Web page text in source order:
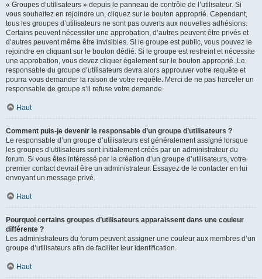
« Groupes d’utilisateurs » depuis le panneau de contrôle de l’utilisateur. Si
vous souhaitez en rejoindre un, cliquez sur le bouton approprié. Cependant,
tous les groupes d’utilisateurs ne sont pas ouverts aux nouvelles adhésions.
Certains peuvent nécessiter une approbation, d’autres peuvent être privés et
d’autres peuvent même être invisibles. Si le groupe est public, vous pouvez le
rejoindre en cliquant sur le bouton dédié. Si le groupe est restreint et nécessite
une approbation, vous devez cliquer également sur le bouton approprié. Le
responsable du groupe d’utilisateurs devra alors approuver votre requête et
pourra vous demander la raison de votre requête. Merci de ne pas harceler un
responsable de groupe s’il refuse votre demande.
Haut
Comment puis-je devenir le responsable d’un groupe d’utilisateurs ?
Le responsable d’un groupe d’utilisateurs est généralement assigné lorsque
les groupes d’utilisateurs sont initialement créés par un administrateur du
forum. Si vous êtes intéressé par la création d’un groupe d’utilisateurs, votre
premier contact devrait être un administrateur. Essayez de le contacter en lui
envoyant un message privé.
Haut
Pourquoi certains groupes d’utilisateurs apparaissent dans une couleur
différente ?
Les administrateurs du forum peuvent assigner une couleur aux membres d’un
groupe d’utilisateurs afin de faciliter leur identification.
Haut